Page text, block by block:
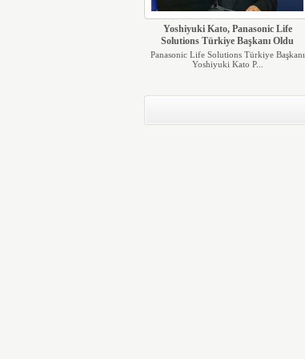
Yoshiyuki Kato, Panasonic Life
Solutions Türkiye Başkanı Oldu
Panasonic Life Solutions Türkiye Başkanı
Yoshiyuki Kato P...